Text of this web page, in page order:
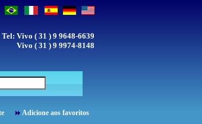
Tel: Vivo ( 31 ) 9 9648-6639
Vivo ( 31 ) 9 9974-8148
Adicione aos favoritos